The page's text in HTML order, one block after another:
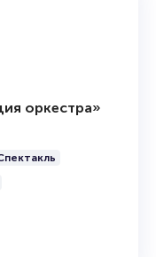
оркестра»